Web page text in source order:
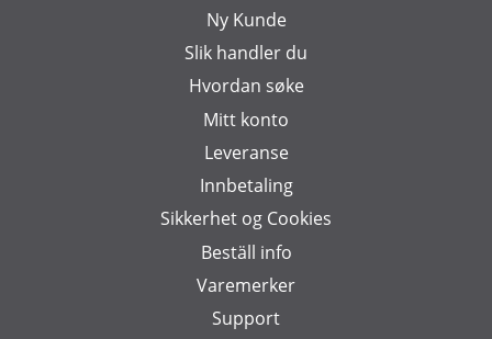
Ny Kunde
Slik handler du
Hvordan søke
Mitt konto
Leveranse
Innbetaling
Sikkerhet og Cookies
Beställ info
Varemerker
Support